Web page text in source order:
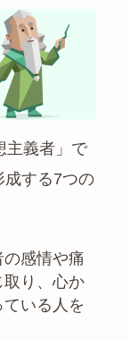
主義者」で
成する7つの
の感情や痛
り、心か
いる人を